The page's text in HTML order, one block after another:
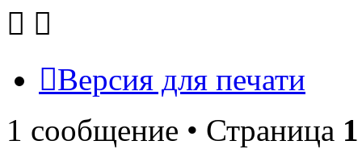
Версия для печати
1 сообщение • Страница 1